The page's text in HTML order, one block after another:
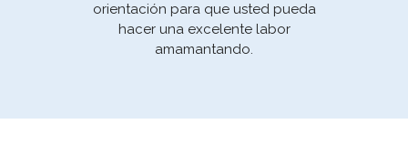
orientación para que usted pueda
hacer una excelente labor
amamantando.